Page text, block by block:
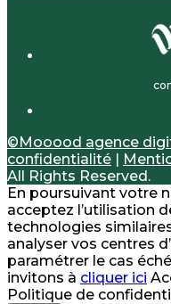
©Mooood agence
confidentialité |
All Rights Reserved.
En poursuivant votre
acceptez l’utilisation
technologies
analyser vos centres
paramétrer le cas
invitons à cliquer ici
Politique de